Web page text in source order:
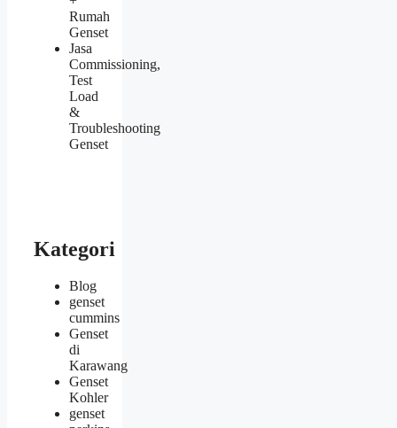
Rumah
Genset
Jasa
Commissioning,
Test
Load
&
Troubleshooting
Genset
Kategori
Blog
genset
cummins
Genset
di
Karawang
Genset
Kohler
genset